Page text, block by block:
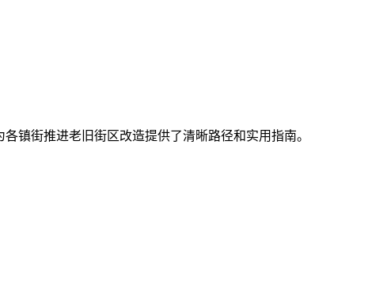
镇街推进老旧街区改造提供了清晰路径和实用指南。